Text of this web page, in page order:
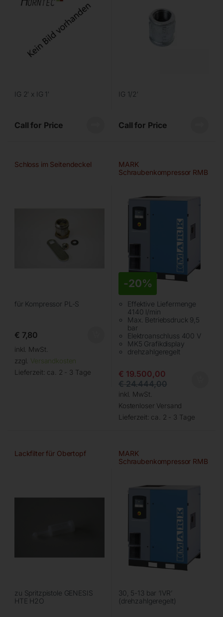
IG 2′ x IG 1′
Call for Price
IG 1/2′
Call for Price
Schloss im Seitendeckel
für Kompressor PL-S
€ 7,80
inkl. MwSt.
zzgl. Versandkosten
Lieferzeit: ca. 2 - 3 Tage
MARK
Schraubenkompressor RMB
-20%
Effektive Liefermenge
4140 l/min
Max. Betriebsdruck 9,5
bar
Elektroanschluss 400 V
MK5 Grafikdisplay
drehzahlgeregelt
€ 19.500,00
€24.444,00
inkl. MwSt.
Kostenloser Versand
Lieferzeit: ca. 2 - 3 Tage
Lackfilter für Obertopf
zu Spritzpistole GENESIS
HTE H2O
MARK
Schraubenkompressor RMB
30, 5-13 bar ‘IVR’
(drehzahlgeregelt)